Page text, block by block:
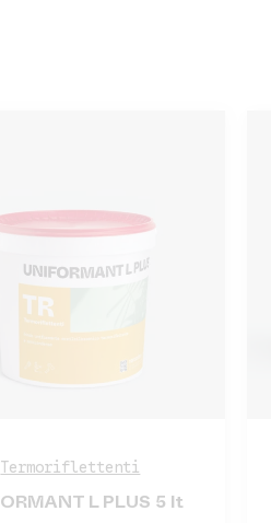
Termoriflettenti
L PLUS 5 lt